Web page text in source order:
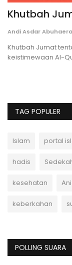
Khutbah
Andi Asdar
Khutbah Jumat
keistimewaan Al-
TAG POPULER
Islam portal
hadis
kesehatan
keberkahan
POLLING SUARA